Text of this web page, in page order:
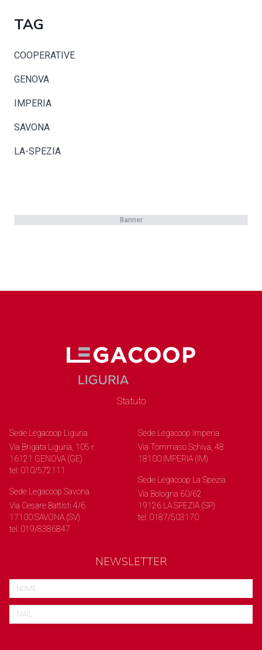
TAG
COOPERATIVE
GENOVA
IMPERIA
SAVONA
LA-SPEZIA
Banner
Statuto
Sede Legacoop Liguria
Via Brigata Liguria, 105 r.
16121 GENOVA (GE)
tel: 010/572111
Sede Legacoop Savona
Via Cesare Battisti 4/6
17100 SAVONA (SV)
tel: 019/8386847
Sede Legacoop Imperia
Via Tommaso Schiva, 48
18100 IMPERIA (IM)
Sede Legacoop La Spezia
Via Bologna 60/62
19126 LA SPEZIA (SP)
tel: 0187/503170
NEWSLETTER